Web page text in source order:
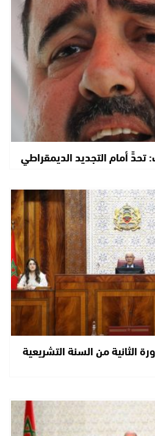
أمام التجديد الديمقراطي
الثانية من السنة التشريعية